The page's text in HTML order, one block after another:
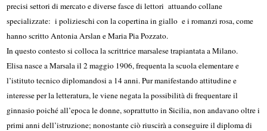
precisi settori di mercato e diverse fasce di lettori attuando collane
specializzate: i polizieschi con la copertina in giallo e i romanzi rosa, come
hanno scritto Antonia Arslan e Maria Pia Pozzato.
In questo contesto si colloca la scrittrice marsalese trapiantata a Milano.
Elisa nasce a Marsala il 2 maggio 1906, frequenta la scuola elementare e
l’istituto tecnico diplomandosi a 14 anni. Pur manifestando attitudine e
interesse per la letteratura, le viene negata la possibilità di frequentare il
ginnasio poiché all’epoca le donne, soprattutto in Sicilia, non andavano oltre i
primi anni dell’istruzione; nonostante ciò riuscirà a conseguire il diploma di